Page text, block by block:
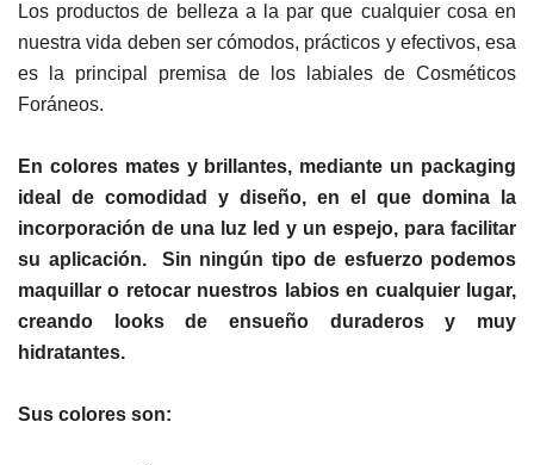
Los productos de belleza a la par que cualquier cosa en
nuestra vida deben ser cómodos, prácticos y efectivos, esa
es la principal premisa de los labiales de Cosméticos
Foráneos.
En colores mates y brillantes, mediante un packaging
ideal de comodidad y diseño, en el que domina la
incorporación de una luz led y un espejo, para facilitar
su aplicación. Sin ningún tipo de esfuerzo podemos
maquillar o retocar nuestros labios en cualquier lugar,
creando looks de ensueño duraderos y muy
hidratantes.
Sus colores son: